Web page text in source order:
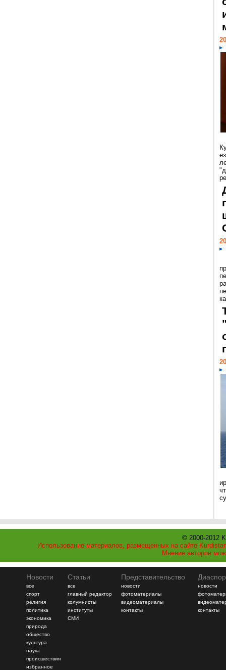
© 2000-2012
Использование материалов, размещенных на сайте
Мнение авторов
Новости
все
спорт
религия
политика
экономика
природа
общество
культура
наука
происшествия
избранное
Статьи
все
главный редактор
колумнисты
институты
СМИ
Представительство
новости
фотоматериалы
видеоматериалы
контакты
новости
контакты